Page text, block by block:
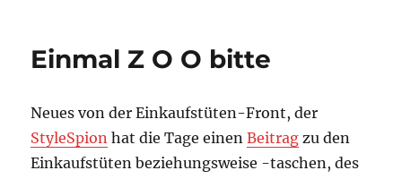
Einmal Z O O bitte
Neues von der Einkaufstüten-Front, der
StyleSpion hat die Tage einenBeitrag zu den
Einkaufstüten beziehungsweise -taschen, des